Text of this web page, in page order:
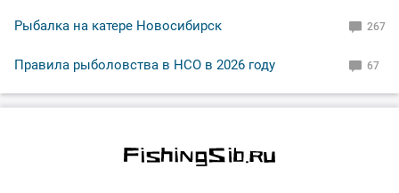
Рыбалка на катере Новосибирск 267
Правила рыболовства в НСО в 2026 году 67